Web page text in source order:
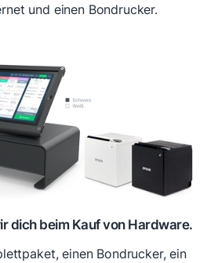
und einen Bondrucker.
dich beim Kauf von Hardware.
einen Bondrucker, ein